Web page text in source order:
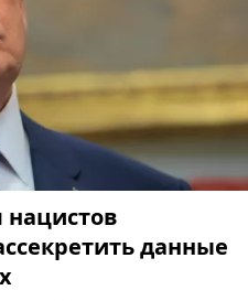
нацистов
данные